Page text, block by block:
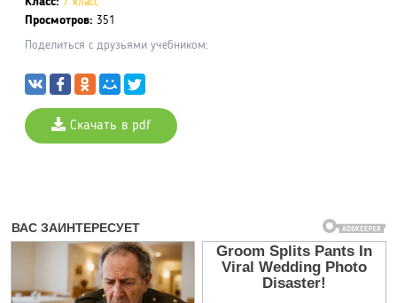
7 класс
Просмотров: 351
Поделиться с друзьями учебником:
Скачать в pdf